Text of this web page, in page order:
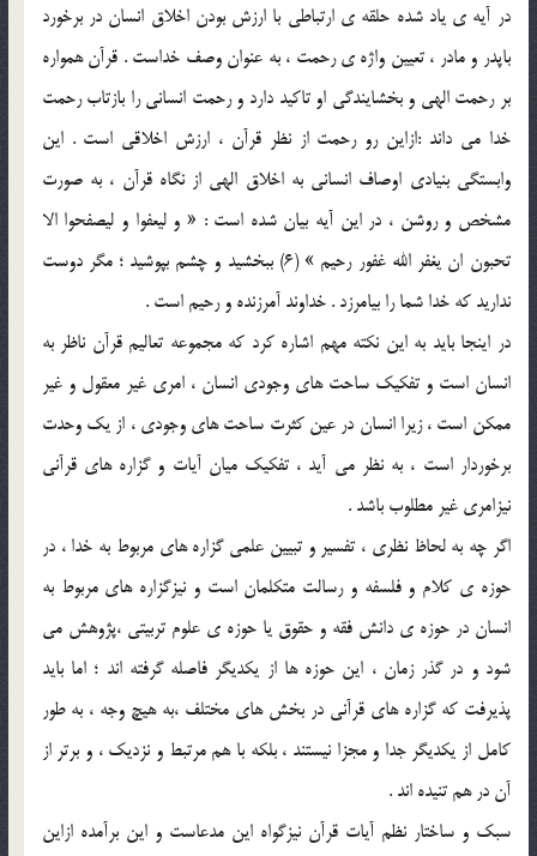
در آيه ي ياد شده حلقه ي ارتباطي با ارزش بودن اخلاق انسان در برخورد
باپدر و مادر ، تعيين واژه ي رحمت ، به عنوان وصف خداست . قرآن همواره
بر رحمت الهي و بخشايندگي او تاکيد دارد و رحمت انساني را بازتاب رحمت
خدا مي داند :ازاين رو رحمت از نظر قرآن ، ارزش اخلاقي است . اين
وابستگي بنيادي اوصاف انساني به اخلاق الهي از نگاه قرآن ، به صورت
مشخص و روشن ، در اين آيه بيان شده است : « و ليعفوا و ليصفحوا الا
تحبون ان يغفر الله غفور رحيم » (6) ببخشيد و چشم بپوشيد ؛ مگر دوست
نداريد که خدا شما را بيامرزد . خداوند آمرزنده و رحيم است .
در اينجا بايد به اين نکته مهم اشاره کرد که مجموعه تعاليم قرآن ناظر به
انسان است و تفکيک ساحت هاي وجودي انسان ، امري غير معقول و غير
ممکن است ، زيرا انسان در عين کثرت ساحت هاي وجودي ، از يک وحدت
برخوردار است ، به نظر مي آيد ، تفکيک ميان آيات و گزاره هاي قرآني
نيزامري غير مطلوب باشد .
اگر چه به لحاظ نظري ، تفسير و تبيين علمي گزاره هاي مربوط به خدا ، در
حوزه ي کلام و فلسفه و رسالت متکلمان است و نيزگزاره هاي مربوط به
انسان در حوزه ي دانش فقه و حقوق يا حوزه ي علوم تربيتي ،پژوهش مي
شود و در گذر زمان ، اين حوزه ها از يکديگر فاصله گرفته اند ؛ اما بايد
پذيرفت که گزاره هاي قرآني در بخش هاي مختلف ،به هيچ وجه ، به طور
کامل از يکديگر جدا و مجزا نيستند ، بلکه با هم مرتبط و نزديک ، و برتر از
آن در هم تنيده اند .
سبک و ساختار نظم آيات قرآن نيزگواه اين مدعاست و اين برآمده ازاين